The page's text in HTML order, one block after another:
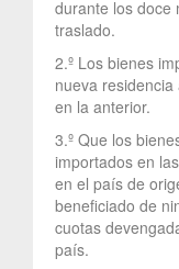
durante los doce
traslado.
2.º Los bienes
nueva
en la anterior.
3.º Que los
importados en
en el país de
beneficiado de
cuotas
país.